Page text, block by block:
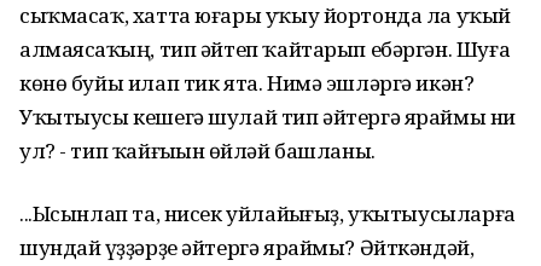
сыҡмасаҡ, хатта юғары уҡыу йортонда ла уҡый
алмаясаҡһың, тип әйтеп ҡайтарып ебәргән. Шуға
көнө буйы илап тик ята. Нимә эшләргә икән?
Уҡытыусы кешегә шулай тип әйтергә яраймы ни
ул? - тип ҡайғыһын һөйләй башланы.
...Ысынлап та, нисек уйлайһығыҙ, уҡытыусыларға
шундай һүҙҙәрҙе әйтергә яраймы? Әйткәндәй,